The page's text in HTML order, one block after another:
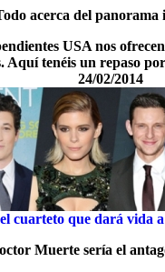
acerca del panorama
USA nos
Aquí tenéis un repaso
24/02/2014
cuarteto que dará vida
Muerte sería el